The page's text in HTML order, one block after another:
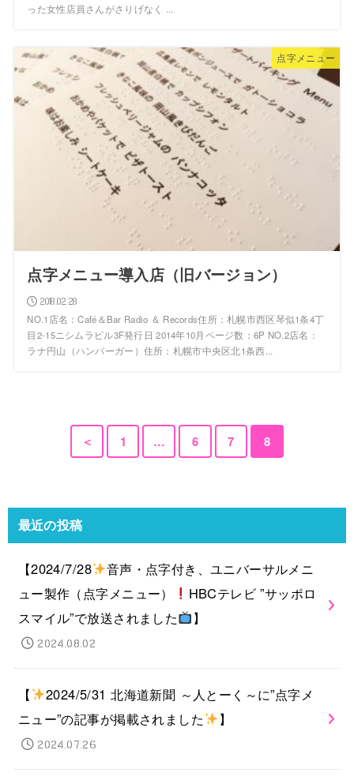
った女性店員さんがさりげなく ...
点字メニュー
点字メニュー導入店（旧バージョン）
2018.02.28
NO.1店名：Café＆Bar Radio ＆ Records住所：札幌市西区琴似1条4丁
目2-15ニシムラビル3F発行日 2014年10月ページ数：6P NO.2店名：
ラナ円山（ハンバーガー）住所：札幌市中央区北1条西...
＜ 1 … 6 7 8
最近の投稿
【2024/7/28
音声・点字付き、ユニバーサルメニ
ュー製作（点字メニュー）
HBCテレビ ”サッポロ
スマイル”で放送されました
】
2024.08.02
【
2024/5/31 北海道新聞 ～人とーく～に”点字メ
ニュー”の記事が掲載されました
】
2024.07.26